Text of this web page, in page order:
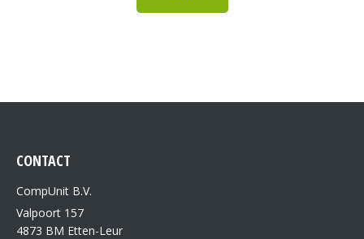
CONTACT
CompUnit B.V.
Valpoort 157
4873 BM Etten-Leur